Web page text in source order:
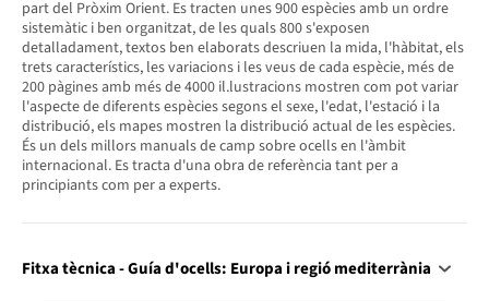
part del Pròxim Orient. Es tracten unes 900 espècies amb un ordre
sistemàtic i ben organitzat, de les quals 800 s'exposen
detalladament, textos ben elaborats descriuen la mida, l'hàbitat, els
trets característics, les variacions i les veus de cada espècie, més de
200 pàgines amb més de 4000 il.lustracions mostren com pot variar
l'aspecte de diferents espècies segons el sexe, l'edat, l'estació i la
distribució, els mapes mostren la distribució actual de les espècies.
És un dels millors manuals de camp sobre ocells en l'àmbit
internacional. Es tracta d'una obra de referència tant per a
principiants com per a experts.
Fitxa tècnica - Guía d'ocells: Europa i regió mediterrània